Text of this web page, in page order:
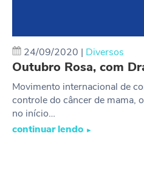
24/09/2020 | Diversos
Outubro Rosa, com
Movimento internacional de
controle do câncer de mama,
no início…
continuar lendo ►